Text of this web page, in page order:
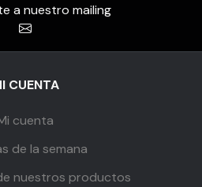
a nuestro mailing
CUENTA
cuenta
de la semana
nuestros productos